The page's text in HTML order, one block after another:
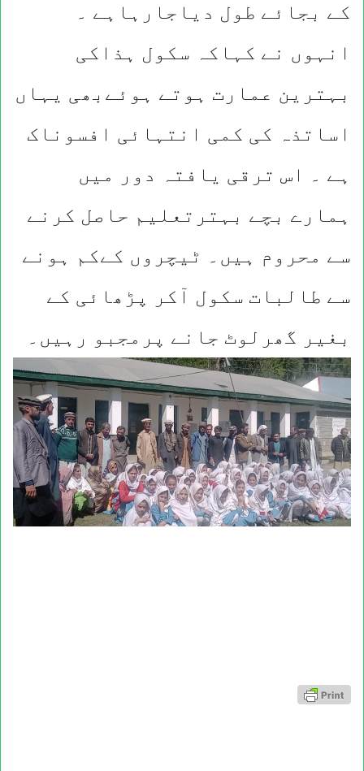
کے بجائے طول دیاجارہاہے ۔
انہوں نے کہاکہ سکول ہذاکی
بہترین عمارت ہوتے ہوئےبھی یہاں
اساتذہ کی کمی انتہائی افسوناک
ہے ۔ اس ترقی یافتہ دور میں
ہمارے بچے بہترتعلیم حاصل کرنے
سے محروم ہیں۔ ٹیچروں کےکم ہونے
سے طالبات سکول آکر پڑھائی کے
بغیر گھرلوٹ جانے پرمجبو رہیں۔